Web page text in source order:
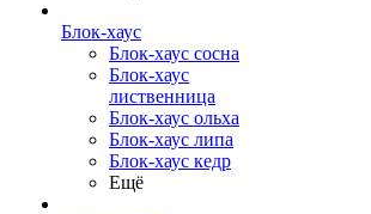
Блок-хаус
Блок-хаус сосна
Блок-хаус
лиственница
Блок-хаус ольха
Блок-хаус липа
Блок-хаус кедр
Ещё